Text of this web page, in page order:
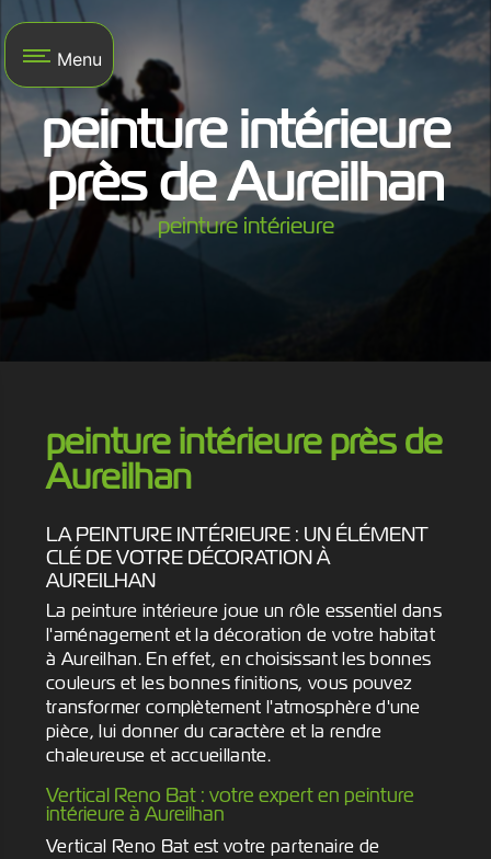
Menu
peinture intérieure
près de Aureilhan
peinture intérieure
peinture intérieure près de
Aureilhan
LA PEINTURE INTÉRIEURE : UN ÉLÉMENT
CLÉ DE VOTRE DÉCORATION À
AUREILHAN
La peinture intérieure joue un rôle essentiel dans
l'aménagement et la décoration de votre habitat
à Aureilhan. En effet, en choisissant les bonnes
couleurs et les bonnes finitions, vous pouvez
transformer complètement l'atmosphère d'une
pièce, lui donner du caractère et la rendre
chaleureuse et accueillante.
Vertical Reno Bat : votre expert en peinture
intérieure à Aureilhan
Vertical Reno Bat est votre partenaire de
Panneau de gestion des cookies